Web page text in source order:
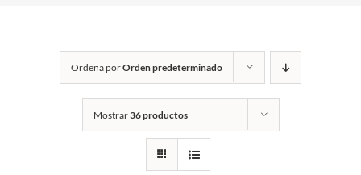
Ordena porOrden predeterminado
Mostrar36 productos